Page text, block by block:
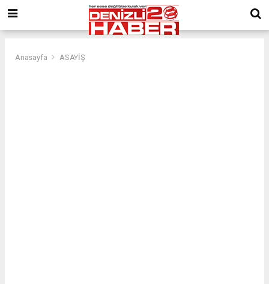
Anasayfa ASAYİŞ